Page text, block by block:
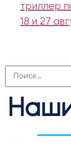
триллер
18 и 27